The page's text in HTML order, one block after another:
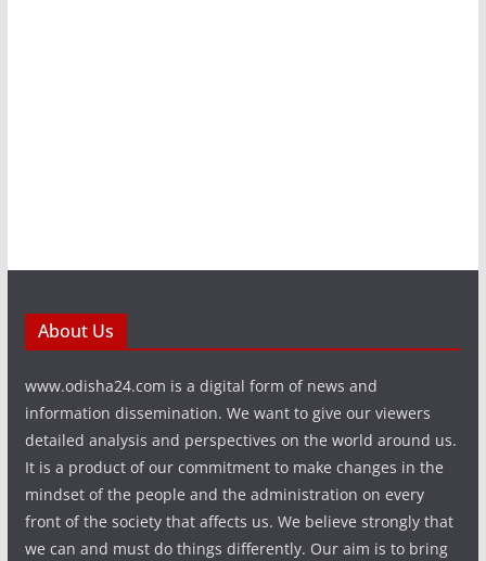
About Us
www.odisha24.com is a digital form of news and
information dissemination. We want to give our viewers
detailed analysis and perspectives on the world around us.
It is a product of our commitment to make changes in the
mindset of the people and the administration on every
front of the society that affects us. We believe strongly that
we can and must do things differently. Our aim is to bring